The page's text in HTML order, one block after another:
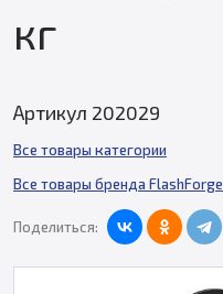
кг
Артикул 202029
Все товары категории
Все товары бренда FlashForge
Поделиться: